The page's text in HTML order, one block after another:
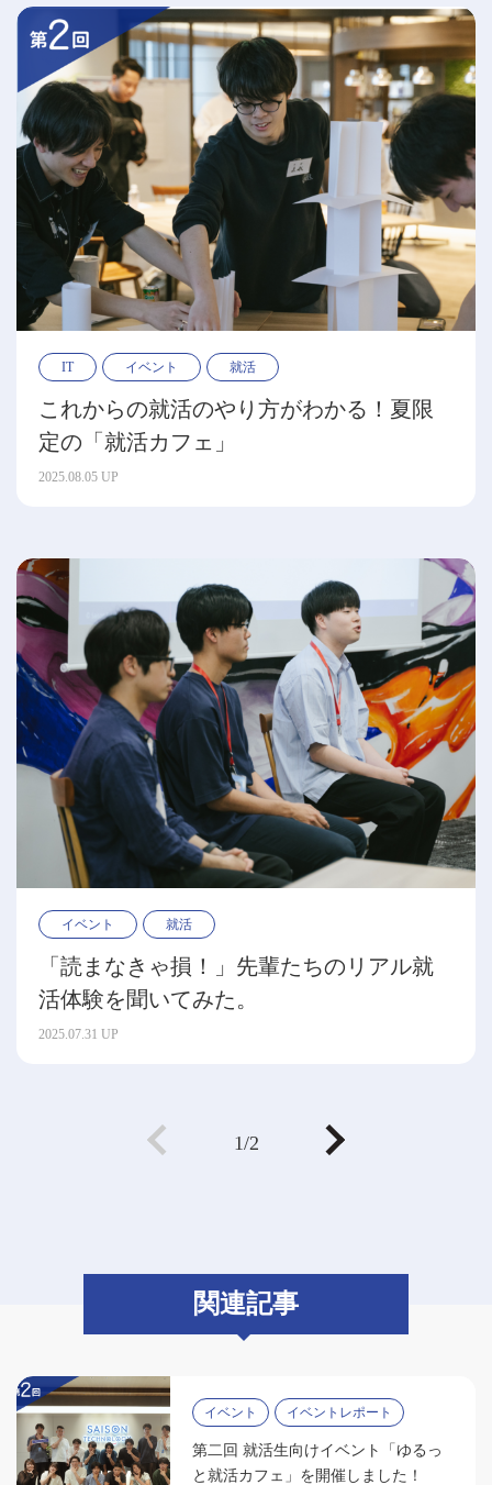
IT イベント 就活
これからの就活のやり方がわかる！夏限
定の「就活カフェ」
2025.08.05 UP
イベント 就活
「読まなきゃ損！」先輩たちのリアル就
活体験を聞いてみた。
2025.07.31 UP
1/2
関連記事
イベント イベントレポート
第二回 就活生向けイベント「ゆるっ
と就活カフェ」を開催しました！